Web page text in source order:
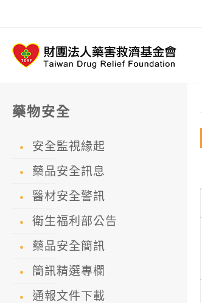
藥物安全
安全監視緣起
藥品安全訊息
醫材安全警訊
衛生福利部公告
藥品安全簡訊
簡訊精選專欄
通報文件下載